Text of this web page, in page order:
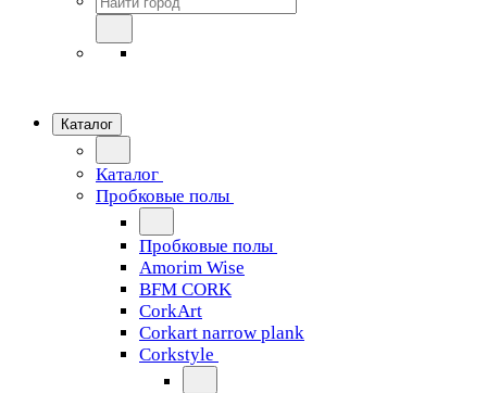
Каталог
Каталог
Пробковые полы
Пробковые полы
Amorim Wise
BFM CORK
CorkArt
Corkart narrow plank
Corkstyle